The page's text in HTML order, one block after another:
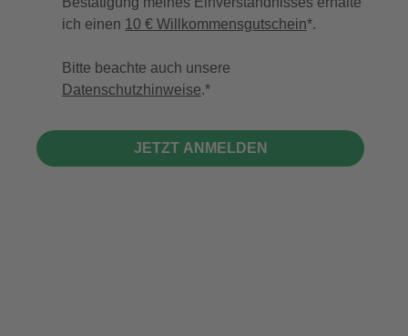
ich einen 10 € Willkommensgutschein*.
Bitte beachte auch unsere
Datenschutzhinweise.
JETZT ANMELDEN